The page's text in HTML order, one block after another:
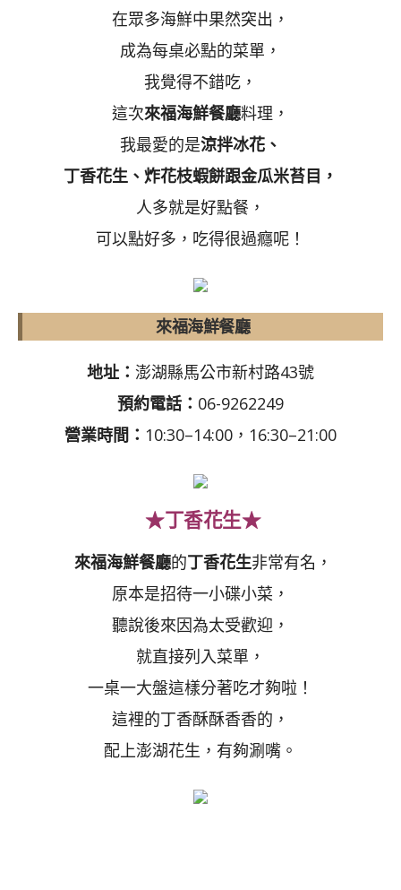
在眾多海鮮中果然突出，
成為每桌必點的菜單，
我覺得不錯吃，
這次來福海鮮餐廳料理，
我最愛的是涼拌冰花、
丁香花生、炸花枝蝦餅跟金瓜米苔目，
人多就是好點餐，
可以點好多，吃得很過癮呢！
來福海鮮餐廳
地址： 澎湖縣馬公市新村路43號
預約電話： 06-9262249
營業時間： 10:30–14:00，16:30–21:00
★丁香花生★
來福海鮮餐廳的丁香花生非常有名，
原本是招待一小碟小菜，
聽說後來因為太受歡迎，
就直接列入菜單，
一桌一大盤這樣分著吃才夠啦！
這裡的丁香酥酥香香的，
配上澎湖花生，有夠涮嘴。